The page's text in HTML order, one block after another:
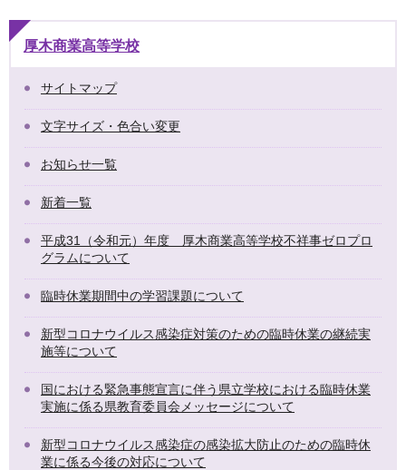
厚木商業高等学校
サイトマップ
文字サイズ・色合い変更
お知らせ一覧
新着一覧
平成31（令和元）年度 厚木商業高等学校不祥事ゼロプロ
グラムについて
臨時休業期間中の学習課題について
新型コロナウイルス感染症対策のための臨時休業の継続実
施等について
国における緊急事態宣言に伴う県立学校における臨時休業
実施に係る県教育委員会メッセージについて
新型コロナウイルス感染症の感染拡大防止のための臨時休
業に係る今後の対応について